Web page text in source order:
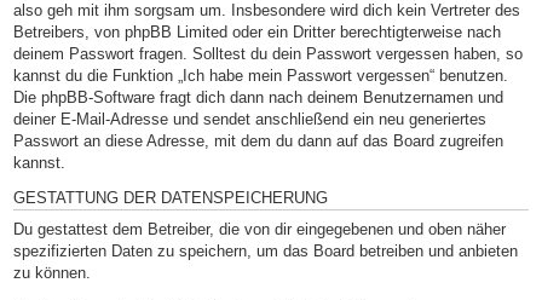
also geh mit ihm sorgsam um. Insbesondere wird dich kein Vertreter des
Betreibers, von phpBB Limited oder ein Dritter berechtigterweise nach
deinem Passwort fragen. Solltest du dein Passwort vergessen haben, so
kannst du die Funktion „Ich habe mein Passwort vergessen“ benutzen.
Die phpBB-Software fragt dich dann nach deinem Benutzernamen und
deiner E-Mail-Adresse und sendet anschließend ein neu generiertes
Passwort an diese Adresse, mit dem du dann auf das Board zugreifen
kannst.
GESTATTUNG DER DATENSPEICHERUNG
Du gestattest dem Betreiber, die von dir eingegebenen und oben näher
spezifizierten Daten zu speichern, um das Board betreiben und anbieten
zu können.